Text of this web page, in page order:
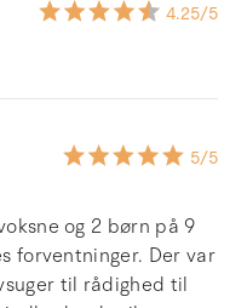
4.25/5
5/5
og 2 børn på 9
forventninger. Der var
til rådighed til